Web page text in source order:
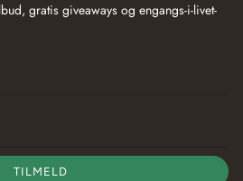
gratis giveaways og engangs-i-livet-
TILMELD